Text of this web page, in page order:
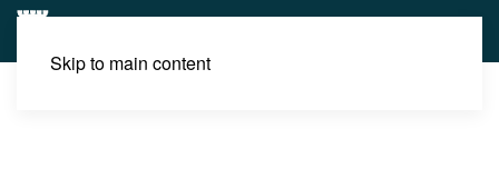
Skip to main content